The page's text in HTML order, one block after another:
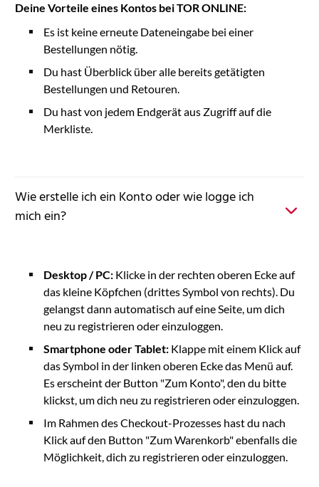
Deine Vorteile eines Kontos bei TOR ONLINE:
Es ist keine erneute Dateneingabe bei einer
Bestellungen nötig.
Du hast Überblick über alle bereits getätigten
Bestellungen und Retouren.
Du hast von jedem Endgerät aus Zugriff auf die
Merkliste.
Wie erstelle ich ein Konto oder wie logge ich
mich ein?
Desktop / PC: Klicke in der rechten oberen Ecke auf
das kleine Köpfchen (drittes Symbol von rechts). Du
gelangst dann automatisch auf eine Seite, um dich
neu zu registrieren oder einzuloggen.
Smartphone oder Tablet: Klappe mit einem Klick auf
das Symbol in der linken oberen Ecke das Menü auf.
Es erscheint der Button "Zum Konto", den du bitte
klickst, um dich neu zu registrieren oder einzuloggen.
Im Rahmen des Checkout-Prozesses hast du nach
Klick auf den Button "Zum Warenkorb" ebenfalls die
Möglichkeit, dich zu registrieren oder einzuloggen.